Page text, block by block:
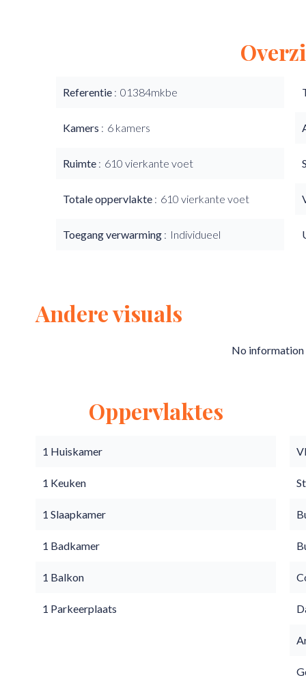
Referentie 01384mkbe
Kamers 6 kamers
Ruimte 610 vierkante voet
Totale oppervlakte 610 vierkante voet
Toegang verwarming Individueel
Andere visuals
No information
Oppervlaktes
1 Huiskamer
1 Keuken
1 Slaapkamer
1 Badkamer
1 Balkon
1 Parkeerplaats